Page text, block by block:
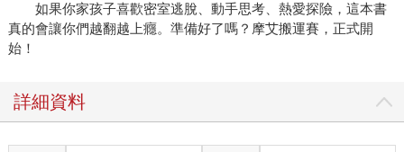
如果你家孩子喜歡密室逃脫、動手思考、熱愛探險，這本書
真的會讓你們越翻越上癮。準備好了嗎？摩艾搬運賽，正式開
始！
詳細資料